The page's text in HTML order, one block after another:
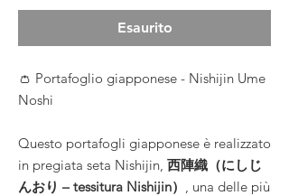
Esaurito
👛 Portafoglio giapponese - Nishijin Ume
Noshi
Questo portafogli giapponese è realizzato
in pregiata seta Nishijin, 西陣織（にしじ
んおり – tessitura Nishijin） , una delle più